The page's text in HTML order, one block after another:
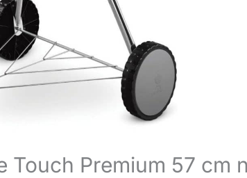
Touch Premium 57 cm